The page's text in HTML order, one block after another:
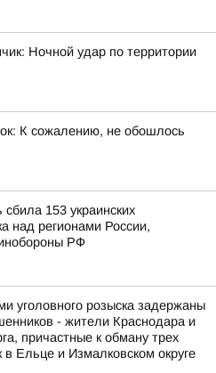
Ночной удар по территории
К сожалению, не обошлось
153 украинских
над регионами России,
РФ
уголовного розыска задержаны
- жители Краснодара и
причастные к обману трех
в Ельце и Измалковском округе